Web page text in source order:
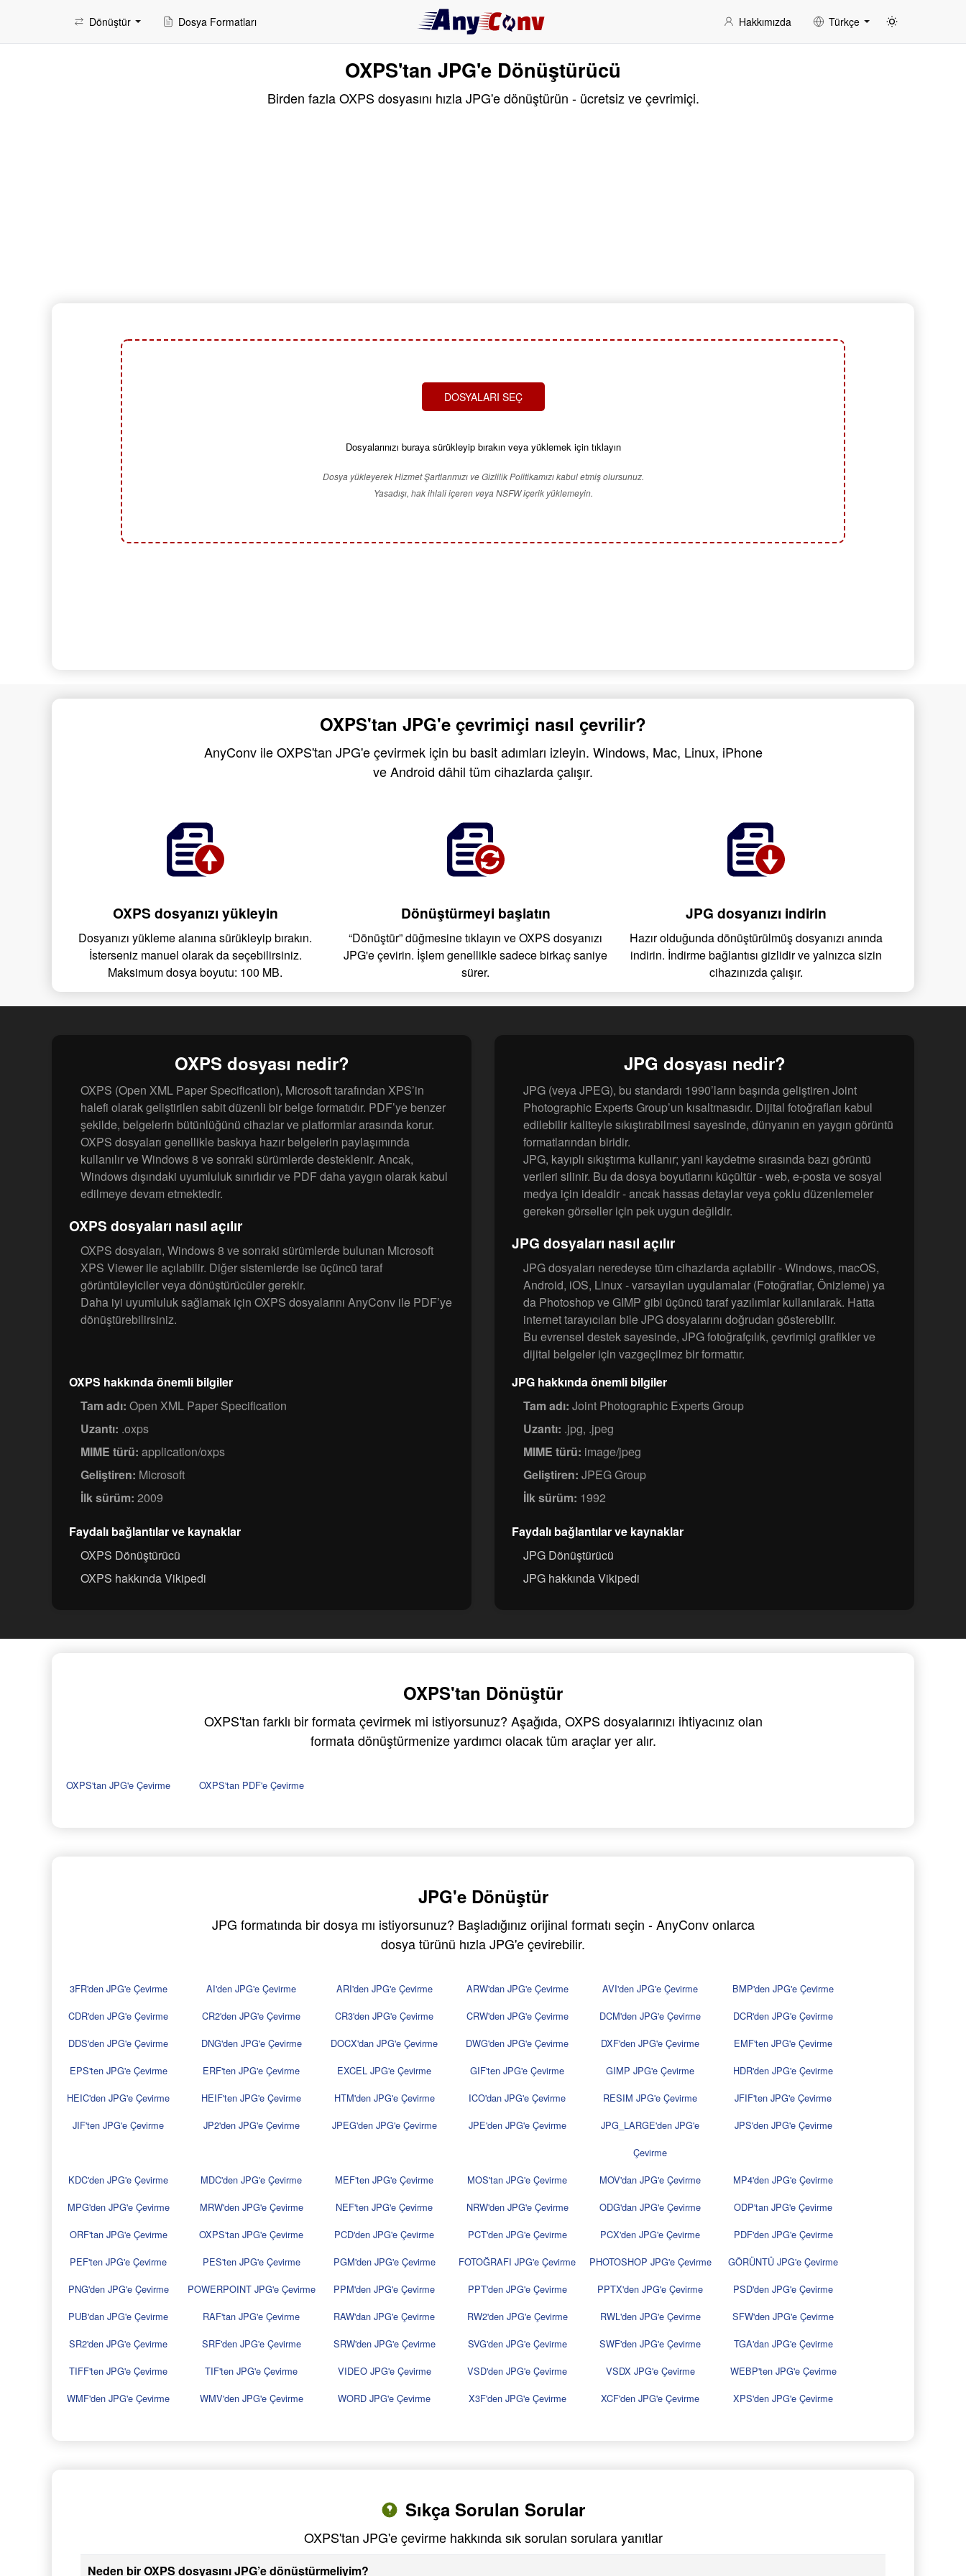
Dönüştür Dosya Formatları Hakkımızda Türkçe
OXPS'tan JPG'e Dönüştürücü
Birden fazla OXPS dosyasını hızla JPG'e dönüştürün - ücretsiz ve çevrimiçi.
DOSYALARI SEÇ
Dosyalarınızı buraya sürükleyip bırakın veya yüklemek için tıklayın
Dosya yükleyerek Hizmet Şartlarımızı ve Gizlilik Politikamızı kabul etmiş olursunuz.
Yasadışı, hak ihlali içeren veya NSFW içerik yüklemeyin.
OXPS'tan JPG'e çevrimiçi nasıl çevrilir?
AnyConv ile OXPS'tan JPG'e çevirmek için bu basit adımları izleyin. Windows, Mac, Linux, iPhone
ve Android dâhil tüm cihazlarda çalışır.
OXPS dosyanızı yükleyin
Dosyanızı yükleme alanına sürükleyip bırakın.
İsterseniz manuel olarak da seçebilirsiniz.
Maksimum dosya boyutu: 100 MB.
Dönüştürmeyi başlatın
“Dönüştür” düğmesine tıklayın ve OXPS dosyanızı
JPG'e çevirin. İşlem genellikle sadece birkaç saniye
sürer.
JPG dosyanızı indirin
Hazır olduğunda dönüştürülmüş dosyanızı anında
indirin. İndirme bağlantısı gizlidir ve yalnızca sizin
cihazınızda çalışır.
OXPS dosyası nedir?
OXPS (Open XML Paper Specification), Microsoft tarafından XPS’in
halefi olarak geliştirilen sabit düzenli bir belge formatıdır. PDF’ye benzer
şekilde, belgelerin bütünlüğünü cihazlar ve platformlar arasında korur.
OXPS dosyaları genellikle baskıya hazır belgelerin paylaşımında
kullanılır ve Windows 8 ve sonraki sürümlerde desteklenir. Ancak,
Windows dışındaki uyumluluk sınırlıdır ve PDF daha yaygın olarak kabul
edilmeye devam etmektedir.
OXPS dosyaları nasıl açılır
OXPS dosyaları, Windows 8 ve sonraki sürümlerde bulunan Microsoft
XPS Viewer ile açılabilir. Diğer sistemlerde ise üçüncü taraf
görüntüleyiciler veya dönüştürücüler gerekir.
Daha iyi uyumluluk sağlamak için OXPS dosyalarını AnyConv ile PDF’ye
dönüştürebilirsiniz.
OXPS hakkında önemli bilgiler
Tam adı: Open XML Paper Specification
Uzantı: .oxps
MIME türü: application/oxps
Geliştiren: Microsoft
İlk sürüm: 2009
Faydalı bağlantılar ve kaynaklar
OXPS Dönüştürücü
OXPS hakkında Vikipedi
JPG dosyası nedir?
JPG (veya JPEG), bu standardı 1990’ların başında geliştiren Joint
Photographic Experts Group’un kısaltmasıdır. Dijital fotoğrafları kabul
edilebilir kaliteyle sıkıştırabilmesi sayesinde, dünyanın en yaygın görüntü
formatlarından biridir.
JPG, kayıplı sıkıştırma kullanır; yani kaydetme sırasında bazı görüntü
verileri silinir. Bu da dosya boyutlarını küçültür - web, e-posta ve sosyal
medya için idealdir - ancak hassas detaylar veya çoklu düzenlemeler
gereken görseller için pek uygun değildir.
JPG dosyaları nasıl açılır
JPG dosyaları neredeyse tüm cihazlarda açılabilir - Windows, macOS,
Android, iOS, Linux - varsayılan uygulamalar (Fotoğraflar, Önizleme) ya
da Photoshop ve GIMP gibi üçüncü taraf yazılımlar kullanılarak. Hatta
internet tarayıcıları bile JPG dosyalarını doğrudan gösterebilir.
Bu evrensel destek sayesinde, JPG fotoğrafçılık, çevrimiçi grafikler ve
dijital belgeler için vazgeçilmez bir formattır.
JPG hakkında önemli bilgiler
Tam adı: Joint Photographic Experts Group
Uzantı: .jpg, .jpeg
MIME türü: image/jpeg
Geliştiren: JPEG Group
İlk sürüm: 1992
Faydalı bağlantılar ve kaynaklar
JPG Dönüştürücü
JPG hakkında Vikipedi
OXPS'tan Dönüştür
OXPS'tan farklı bir formata çevirmek mi istiyorsunuz? Aşağıda, OXPS dosyalarınızı ihtiyacınız olan
formata dönüştürmenize yardımcı olacak tüm araçlar yer alır.
OXPS'tan JPG'e Çevirme OXPS'tan PDF'e Çevirme
JPG'e Dönüştür
JPG formatında bir dosya mı istiyorsunuz? Başladığınız orijinal formatı seçin - AnyConv onlarca
dosya türünü hızla JPG'e çevirebilir.
3FR'den JPG'e Çevirme AI'den JPG'e Çevirme ARI'den JPG'e Çevirme ARW'dan JPG'e Çevirme AVI'den JPG'e Çevirme
BMP'den JPG'e Çevirme
CDR'den JPG'e Çevirme
CR2'den JPG'e Çevirme CR3'den JPG'e Çevirme CRW'den JPG'e Çevirme DCM'den JPG'e Çevirme
DCR'den JPG'e Çevirme
DDS'den JPG'e Çevirme
DNG'den JPG'e Çevirme DOCX'dan JPG'e Çevirme DWG'den JPG'e Çevirme DXF'den JPG'e Çevirme
EMF'ten JPG'e Çevirme
EPS'ten JPG'e Çevirme
ERF'ten JPG'e Çevirme EXCEL JPG'e Çevirme GIF'ten JPG'e Çevirme GIMP JPG'e Çevirme
HDR'den JPG'e Çevirme
HEIC'den JPG'e Çevirme
HEIF'ten JPG'e Çevirme HTM'den JPG'e Çevirme ICO'dan JPG'e Çevirme RESIM JPG'e Çevirme
JFIF'ten JPG'e Çevirme
JIF'ten JPG'e Çevirme
JP2'den JPG'e Çevirme JPEG'den JPG'e Çevirme JPE'den JPG'e Çevirme
JPG_LARGE'den JPG'e
Çevirme
JPS'den JPG'e Çevirme
KDC'den JPG'e Çevirme MDC'den JPG'e Çevirme MEF'ten JPG'e Çevirme MOS'tan JPG'e Çevirme MOV'dan JPG'e Çevirme
MP4'den JPG'e Çevirme
MPG'den JPG'e Çevirme
MRW'den JPG'e Çevirme NEF'ten JPG'e Çevirme NRW'den JPG'e Çevirme ODG'dan JPG'e Çevirme
ODP'tan JPG'e Çevirme
ORF'tan JPG'e Çevirme
OXPS'tan JPG'e Çevirme PCD'den JPG'e Çevirme PCT'den JPG'e Çevirme PCX'den JPG'e Çevirme
PDF'den JPG'e Çevirme
PEF'ten JPG'e Çevirme
PES'ten JPG'e Çevirme PGM'den JPG'e Çevirme FOTOĞRAFI JPG'e Çevirme PHOTOSHOP JPG'e Çevirme
GÖRÜNTÜ JPG'e Çevirme
PNG'den JPG'e Çevirme
POWERPOINT JPG'e Çevirme PPM'den JPG'e Çevirme PPT'den JPG'e Çevirme PPTX'den JPG'e Çevirme
PSD'den JPG'e Çevirme
PUB'dan JPG'e Çevirme
RAF'tan JPG'e Çevirme RAW'dan JPG'e Çevirme RW2'den JPG'e Çevirme RWL'den JPG'e Çevirme
SFW'den JPG'e Çevirme
SR2'den JPG'e Çevirme
SRF'den JPG'e Çevirme SRW'den JPG'e Çevirme SVG'den JPG'e Çevirme SWF'den JPG'e Çevirme
TGA'dan JPG'e Çevirme
TIFF'ten JPG'e Çevirme
TIF'ten JPG'e Çevirme VIDEO JPG'e Çevirme VSD'den JPG'e Çevirme VSDX JPG'e Çevirme
WEBP'ten JPG'e Çevirme
WMF'den JPG'e Çevirme
WMV'den JPG'e Çevirme WORD JPG'e Çevirme X3F'den JPG'e Çevirme XCF'den JPG'e Çevirme XPS'den JPG'e Çevirme
Sıkça Sorulan Sorular
OXPS'tan JPG'e çevirme hakkında sık sorulan sorulara yanıtlar
Neden bir OXPS dosyasını JPG’e dönüştürmeliyim?